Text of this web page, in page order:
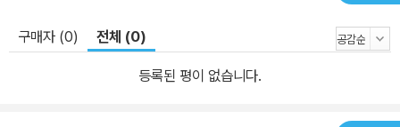
구매자 (0) 전체 (0)
등록된 평이 없습니다.